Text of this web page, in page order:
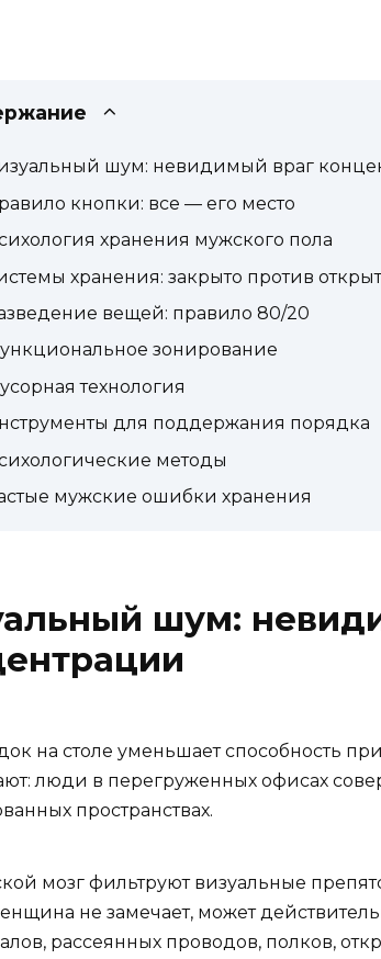
шум: невидимый враг
кнопки: все — его место
хранения мужского пола
хранения: закрыто против
вещей: правило 80/20
зонирование
технология
для поддержания порядка
методы
мужские ошибки хранения
шум:
на столе уменьшает способность
люди в перегруженных офисах
пространствах.
мозг фильтруют визуальные
не замечает, может
рассеянных проводов, полков,